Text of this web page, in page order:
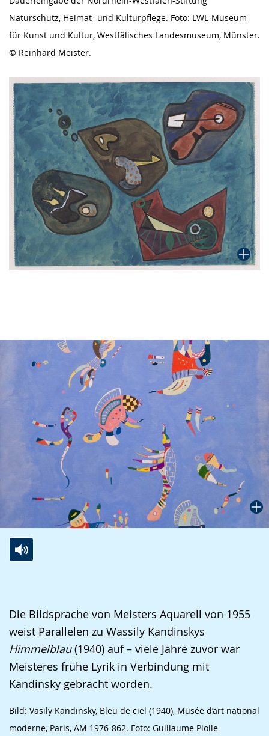
Naturschutz, Heimat- und Kulturpflege. Foto: LWL-Museum
für Kunst und Kultur, Westfälisches Landesmuseum, Münster.
© Reinhard Meister.
Die Bildsprache von Meisters Aquarell von 1955
weist Parallelen zu Wassily Kandinskys
Himmelblau(1940) auf – viele Jahre zuvor war
Meisteres frühe Lyrik in Verbindung mit
Kandinsky gebracht worden.
Bild: Vasily Kandinsky, Bleu de ciel (1940), Musée d’art national
moderne, Paris, AM 1976-862. Foto: Guillaume Piolle
wechseln.
Deutscher
Gebärdensprache
wird
angezeigt.